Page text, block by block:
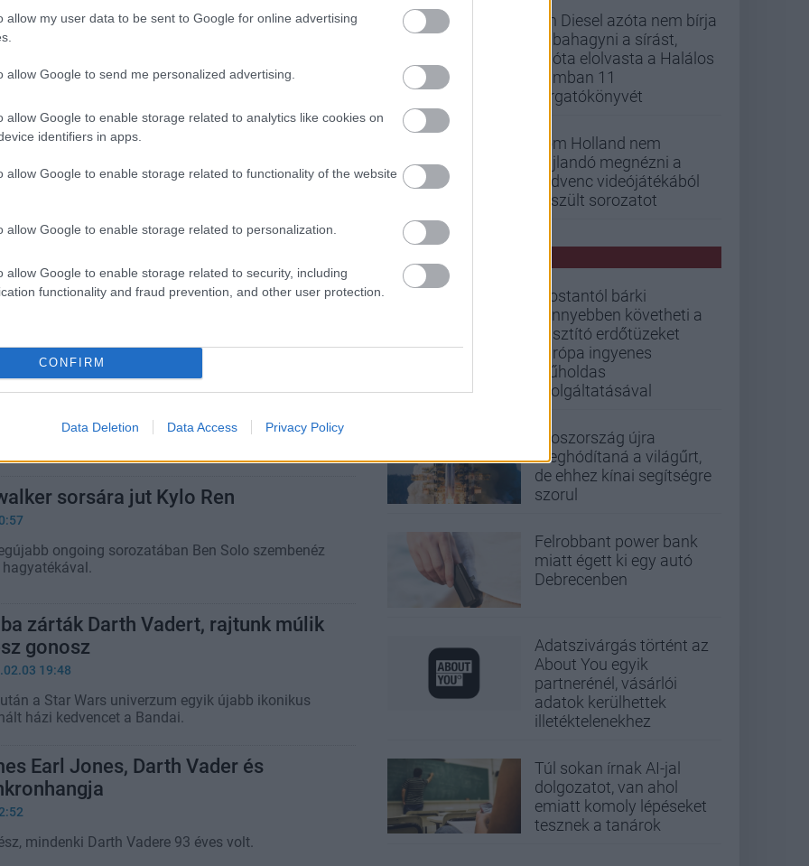
allow my user data to be sent to Google for online advertising
allow Google to send me personalized advertising.
allow Google to enable storage related to analytics like cookies on
identifiers in apps.
allow Google to enable storage related to functionality of the website
allow Google to enable storage related to personalization.
allow Google to enable storage related to security, including
functionality and fraud prevention, and other user protection.
CONFIRM
Data Deletion Data Access Privacy Policy
AI eszköztárához.
a Fortnite AI Darth Vaderének,
a játékosoknak nem kellett sok idő, hogy
mesterséges intelligenciáját.
az Andor 2. évadában
sem a cameóáradatról volt ismert, sokan
karakter a kánon Old Republic
előfutára
a kánonban sem kevésbé elvetemültek, mint a
sorsára jut Kylo Ren
ongoing sorozatában Ben Solo szembenéz
zárták Darth Vadert, rajtunk múlik
gonosz
19:48
után a Star Wars univerzum egyik újabb ikonikus
házi kedvencet a Bandai.
Earl Jones, Darth Vader és
mindenki Darth Vadere 93 éves volt.
Vin Diesel azóta nem bírja
abbahagyni a sírást,
mióta elolvasta a Halálos
iramban 11
forgatókönyvét
Tom Holland nem
hajlandó megnézni a
kedvenc videójátékából
készült sorozatot
Mostantól bárki
könnyebben követheti a
pusztító erdőtüzeket
Európa ingyenes
műholdas
szolgáltatásával
Oroszország újra
meghódítaná a világűrt,
de ehhez kínai segítségre
szorul
Felrobbant power bank
miatt égett ki egy autó
Debrecenben
Adatszivárgás történt az
About You egyik
partnerénél, vásárlói
adatok kerülhettek
illetéktelenekhez
Túl sokan írnak AI-jal
dolgozatot, van ahol
emiatt komoly lépéseket
tesznek a tanárok